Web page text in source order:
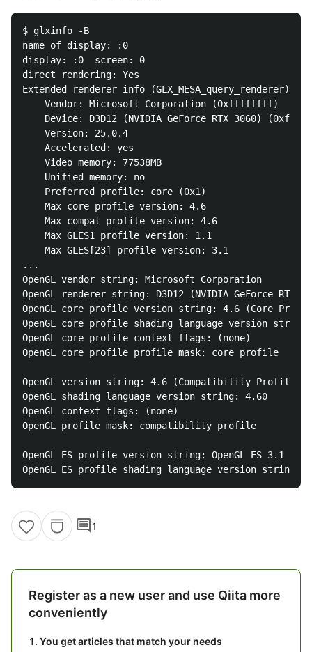
$ glxinfo -B
name of display: :0
display: :0  screen: 0
direct rendering: Yes
Extended renderer info (GLX_MESA_query_renderer):
    Vendor: Microsoft Corporation (0xffffffff)
Device: D3D12 (NVIDIA GeForce RTX 3060)
    Version: 25.0.4
    Accelerated: yes
    Video memory: 77538MB
    Unified memory: no
    Preferred profile: core (0x1)
    Max core profile version: 4.6
    Max compat profile version: 4.6
    Max GLES1 profile version: 1.1
    Max GLES[23] profile version: 3.1
...
OpenGL vendor string: Microsoft Corporation
OpenGL renderer string: D3D12 (NVIDIA GeForce RTX
OpenGL core profile version string: 4.6 (Core
OpenGL core profile shading language version
OpenGL core profile context flags: (none)
OpenGL core profile profile mask: core profile
OpenGL version string: 4.6 (Compatibility Profile)
OpenGL shading language version string: 4.60
OpenGL context flags: (none)
OpenGL profile mask: compatibility profile
OpenGL ES profile version string: OpenGL ES 3.1
comment1
Register as a new user and use Qiita more
conveniently
You get articles that match your needs